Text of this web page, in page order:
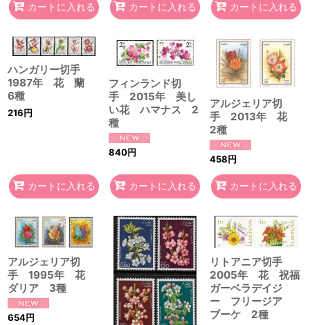
カートに入れる カートに入れる カートに入れる
ハンガリー切手
1987年 花 蘭
6種
216円
カートに入れる
フィンランド切
手 2015年 美し
い花 ハマナス 2
種
840円
カートに入れる
アルジェリア切
手 2013年 花
2種
458円
カートに入れる
アルジェリア切
手 1995年 花
ダリア 3種
654円
リトアニア切手
2005年 花 祝福
ガーベラデイジ
ー フリージア
ブーケ 2種